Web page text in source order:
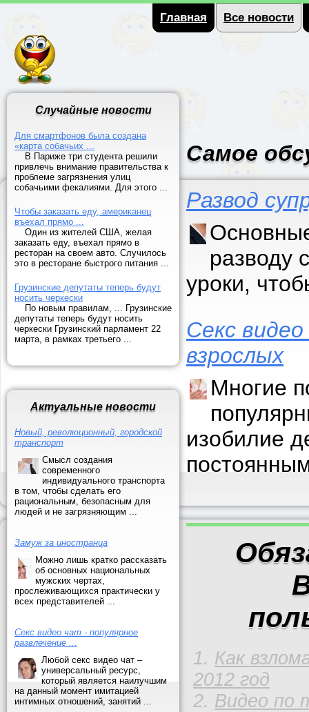
Главная Все новости
Случайные новости
Для смартфонов была создана
«карта собачьих ...
В Париже три студента решили
привлечь внимание правительства к
проблеме загрязнения улиц
собачьими фекалиями. Для этого ...
Чтобы заказать еду, американец
въехал прямо ...
Один из жителей США, желая
заказать еду, въехал прямо в
ресторан на своем авто. Случилось
это в ресторане быстрого питания ...
Грузинские депутаты теперь будут
носить черкески
По новым правилам, ... Грузинские
депутаты теперь будут носить
черкески Грузинский парламент 22
марта, в рамках третьего ...
Актуальные новости
Новый, революционный, городской
транспорт
Смысл создания
современного
индивидуального транспорта
в том, чтобы сделать его
рациональным, безопасным для
людей и не загрязняющим ...
Замуж за иностранца
Можно лишь кратко рассказать
об основных национальных
мужских чертах,
прослеживающихся практически у
всех представителей ...
Секс видео чат - популярное
развлечение ...
Любой секс видео чат –
универсальный ресурс,
который является наилучшим
на данный момент имитацией
интимных отношений, занятий ...
Самое
Развод
разводу
уроки,
Секс
взрослых
Многие
изобилие
Как
2012 год
Видео по